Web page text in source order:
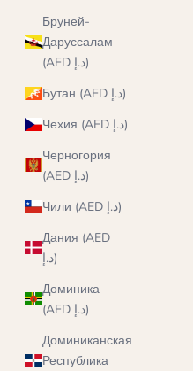
Бруней-
Даруссалам
(AED د.إ)
Бутан (AED د.إ)
Чехия (AED د.إ)
Черногория
(AED د.إ)
Чили (AED د.إ)
Дания (AED
د.إ)
Доминика
(AED د.إ)
Доминиканская
Республика